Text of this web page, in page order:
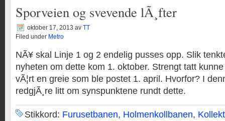
Sporveien og svevende lÃ¸fter
oktober 17, 2013 av TT
Filed under Metro
NÃ¥ skal Linje 1 og 2 endelig pusses opp. Slik
nyheten om dette kom 1. oktober. Strengt tatt
vÃ¦rt en greie som ble postet 1. april. Hvorfor? I
redgjÃ¸re litt om synspunktene rundt dette.
Stikkord: Furusetbanen, Holmenkollbanen,